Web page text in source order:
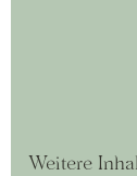
Weitere